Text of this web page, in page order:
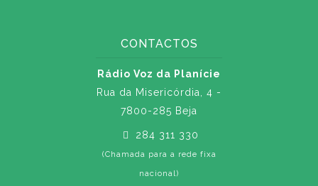
CONTACTOS
Rádio Voz da Planície
Rua da Misericórdia, 4 -
7800-285 Beja
284 311 330
(Chamada para a rede fixa
nacional)